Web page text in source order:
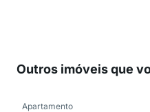
Outros imóveis que
Apartamento